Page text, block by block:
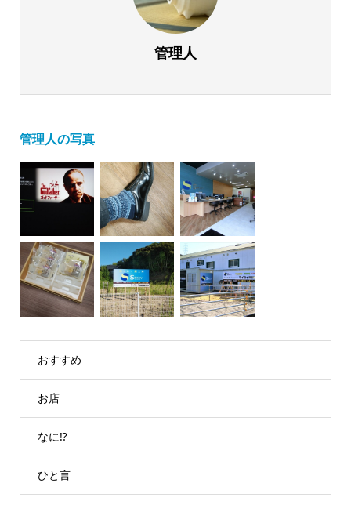
管理人
管理人の写真
おすすめ
お店
なに⁉
ひと言